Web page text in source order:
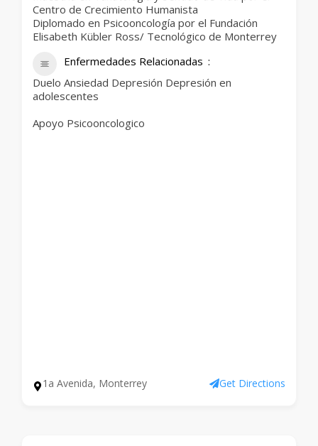
Centro de Crecimiento Humanista
Diplomado en Psicooncología por el Fundación
Elisabeth Kübler Ross/ Tecnológico de Monterrey
Enfermedades Relacionadas
Duelo Ansiedad Depresión Depresión en
adolescentes
Apoyo Psicooncologico
1a Avenida, Monterrey Get Directions